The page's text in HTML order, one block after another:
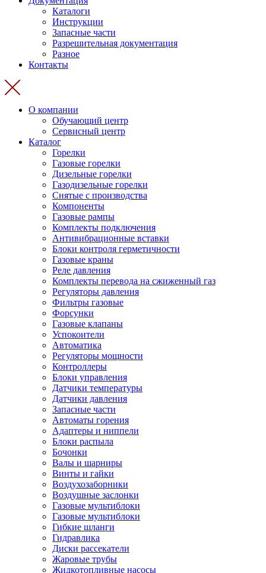
Каталоги
Инструкции
Запасные части
Разрешительная документация
Разное
Контакты
О компании
Обучающий центр
Сервисный центр
Каталог
Горелки
Газовые горелки
Дизельные горелки
Газодизельные горелки
Снятые с производства
Компоненты
Газовые рампы
Комплекты подключения
Антивибрационные вставки
Блоки контроля герметичности
Газовые краны
Реле давления
Комплекты перевода на сжиженный газ
Регуляторы давления
Фильтры газовые
Форсунки
Газовые клапаны
Успокоители
Автоматика
Регуляторы мощности
Контроллеры
Блоки управления
Датчики температуры
Датчики давления
Запасные части
Автоматы горения
Адаптеры и ниппели
Блоки распыла
Бочонки
Валы и шарниры
Винты и гайки
Воздухозаборники
Воздушные заслонки
Газовые мультиблоки
Газовые мультиблоки
Гибкие шланги
Гидравлика
Диски рассекатели
Жаровые трубы
Жидкотопливные насосы